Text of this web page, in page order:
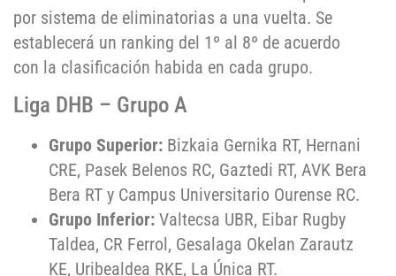
por sistema de eliminatorias a una vuelta. Se
establecerá un ranking del 1º al 8º de acuerdo
con la clasificación habida en cada grupo.
Liga DHB – Grupo A
Grupo Superior: Bizkaia Gernika RT, Hernani
CRE, Pasek Belenos RC, Gaztedi RT, AVK Bera
Bera RT y Campus Universitario Ourense RC.
Grupo Inferior: Valtecsa UBR, Eibar Rugby
Taldea, CR Ferrol, Gesalaga Okelan Zarautz
KE, Uribealdea RKE, La Única RT.